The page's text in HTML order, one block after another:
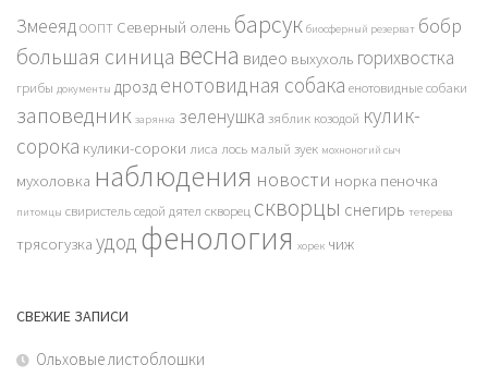
ЗмееядООПТ Северный олень барсук биосферный резерват бобр
большая синица весна видео выхухоль горихвостка
грибы документы дрозд енотовидная собака енотовидные собаки
заповедник зарянка зеленушка зяблик козодой кулик-
сорока кулики-сороки лиса лось малый зуек мохноногий сыч
мухоловка наблюдения новости норка пеночка
питомцы свиристельседой дятел скворец скворцы снегирь тетерева
трясогузка удод фенология хорек чиж
СВЕЖИЕ ЗАПИСИ
Ольховые листоблошки